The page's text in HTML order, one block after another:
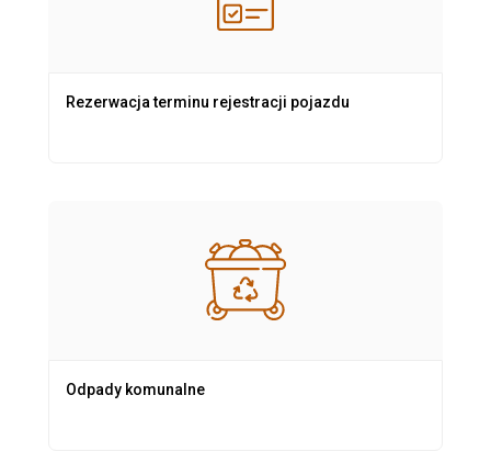
Rezerwacja terminu rejestracji pojazdu
Odpady komunalne